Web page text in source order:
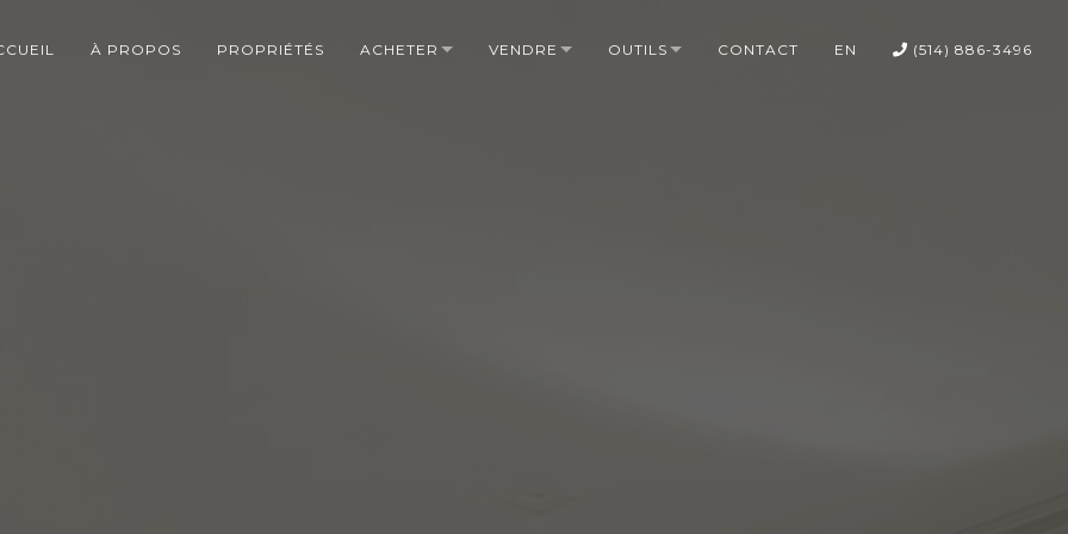
À PROPOS PROPRIÉTÉS ACHETER VENDRE OUTILS CONTACT EN (514) 886-3496